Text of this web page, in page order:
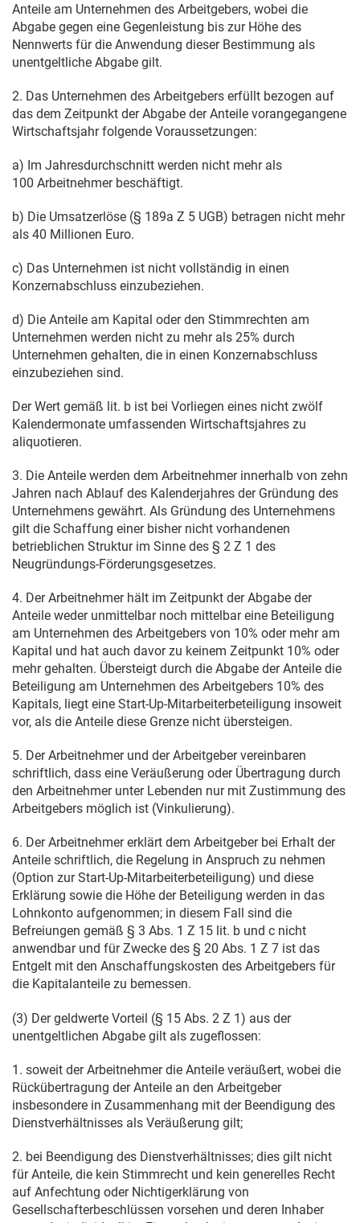
Anteile am Unternehmen des Arbeitgebers, wobei die
Abgabe gegen eine Gegenleistung bis zur Höhe des
Nennwerts für die Anwendung dieser Bestimmung als
unentgeltliche Abgabe gilt.
2. Das Unternehmen des Arbeitgebers erfüllt bezogen auf
das dem Zeitpunkt der Abgabe der Anteile vorangegangene
Wirtschaftsjahr folgende Voraussetzungen:
a) Im Jahresdurchschnitt werden nicht mehr als
100 Arbeitnehmer beschäftigt.
b) Die Umsatzerlöse (§ 189a Z 5 UGB) betragen nicht mehr
als 40 Millionen Euro.
c) Das Unternehmen ist nicht vollständig in einen
Konzernabschluss einzubeziehen.
d) Die Anteile am Kapital oder den Stimmrechten am
Unternehmen werden nicht zu mehr als 25% durch
Unternehmen gehalten, die in einen Konzernabschluss
einzubeziehen sind.
Der Wert gemäß lit. b ist bei Vorliegen eines nicht zwölf
Kalendermonate umfassenden Wirtschaftsjahres zu
aliquotieren.
3. Die Anteile werden dem Arbeitnehmer innerhalb von zehn
Jahren nach Ablauf des Kalenderjahres der Gründung des
Unternehmens gewährt. Als Gründung des Unternehmens
gilt die Schaffung einer bisher nicht vorhandenen
betrieblichen Struktur im Sinne des § 2 Z 1 des
Neugründungs-Förderungsgesetzes.
4. Der Arbeitnehmer hält im Zeitpunkt der Abgabe der
Anteile weder unmittelbar noch mittelbar eine Beteiligung
am Unternehmen des Arbeitgebers von 10% oder mehr am
Kapital und hat auch davor zu keinem Zeitpunkt 10% oder
mehr gehalten. Übersteigt durch die Abgabe der Anteile die
Beteiligung am Unternehmen des Arbeitgebers 10% des
Kapitals, liegt eine Start-Up-Mitarbeiterbeteiligung insoweit
vor, als die Anteile diese Grenze nicht übersteigen.
5. Der Arbeitnehmer und der Arbeitgeber vereinbaren
schriftlich, dass eine Veräußerung oder Übertragung durch
den Arbeitnehmer unter Lebenden nur mit Zustimmung des
Arbeitgebers möglich ist (Vinkulierung).
6. Der Arbeitnehmer erklärt dem Arbeitgeber bei Erhalt der
Anteile schriftlich, die Regelung in Anspruch zu nehmen
(Option zur Start-Up-Mitarbeiterbeteiligung) und diese
Erklärung sowie die Höhe der Beteiligung werden in das
Lohnkonto aufgenommen; in diesem Fall sind die
Befreiungen gemäß § 3 Abs. 1 Z 15 lit. b und c nicht
anwendbar und für Zwecke des § 20 Abs. 1 Z 7 ist das
Entgelt mit den Anschaffungskosten des Arbeitgebers für
die Kapitalanteile zu bemessen.
(3) Der geldwerte Vorteil (§ 15 Abs. 2 Z 1) aus der
unentgeltlichen Abgabe gilt als zugeflossen:
1. soweit der Arbeitnehmer die Anteile veräußert, wobei die
Rückübertragung der Anteile an den Arbeitgeber
insbesondere in Zusammenhang mit der Beendigung des
Dienstverhältnisses als Veräußerung gilt;
2. bei Beendigung des Dienstverhältnisses; dies gilt nicht
für Anteile, die kein Stimmrecht und kein generelles Recht
auf Anfechtung oder Nichtigerklärung von
Gesellschafterbeschlüssen vorsehen und deren Inhaber